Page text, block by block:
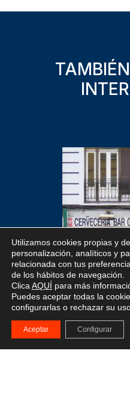
ESMORZARET REVIEW 10-06-
Utilizamos cookies propias y
personalización, analíticos y
relacionada con tus
de los hábitos de navegación.
Clica AQUÍ para más
Puedes aceptar todas la
configurarlas o rechazar su
Aceptar Configurar